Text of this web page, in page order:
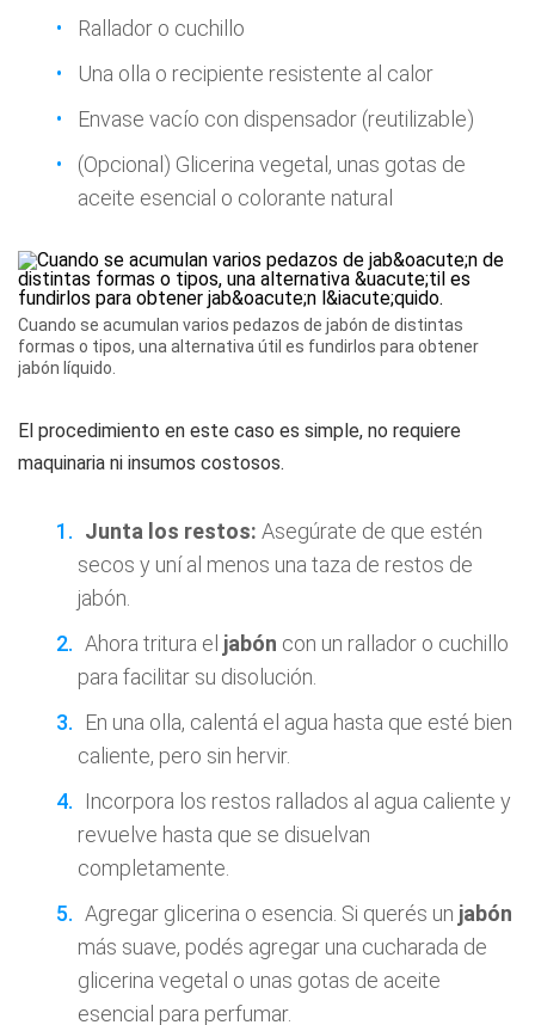
Rallador o cuchillo
Una olla o recipiente resistente al calor
Envase vacío con dispensador (reutilizable)
(Opcional) Glicerina vegetal, unas gotas de
aceite esencial o colorante natural
Cuando se acumulan varios pedazos de jabón de distintas
formas o tipos, una alternativa útil es fundirlos para obtener
jabón líquido.
El procedimiento en este caso es simple, no requiere
maquinaria ni insumos costosos.
Junta los restos: Asegúrate de que estén
secos y uní al menos una taza de restos de
jabón.
Ahora tritura el jabón con un rallador o cuchillo
para facilitar su disolución.
En una olla, calentá el agua hasta que esté bien
caliente, pero sin hervir.
Incorpora los restos rallados al agua caliente y
revuelve hasta que se disuelvan
completamente.
Agregar glicerina o esencia. Si querés un jabón
más suave, podés agregar una cucharada de
glicerina vegetal o unas gotas de aceite
esencial para perfumar.